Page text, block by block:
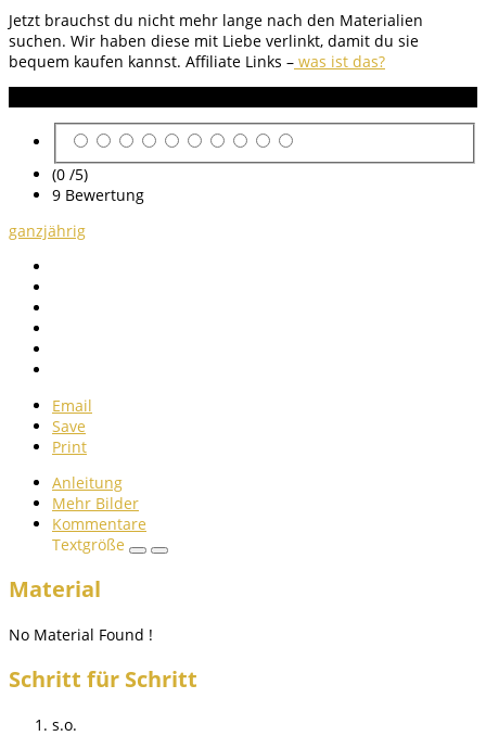
Jetzt brauchst du nicht mehr lange nach den Materialien
suchen. Wir haben diese mit Liebe verlinkt, damit du sie
bequem kaufen kannst. Affiliate Links – was ist das?
(0 /5)
9 Bewertung
ganzjährig
Email
Save
Print
Anleitung
Mehr Bilder
Kommentare
Textgröße
Material
No Material Found !
Schritt für Schritt
s.o.